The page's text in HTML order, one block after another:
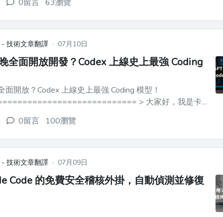
engineer/?utm_source=...
0留言 63瀏覽
技術文章翻譯 · 07月10日
全面開放開發？Codex 上線史上最強 Coding
面開放？Codex 上線史上最強 Coding 模型！
> 大家好，我是卡
X 平台很...
0留言 100瀏覽
技術文章翻譯 · 07月09日
Code 的免費安全稽核外掛，自動偵測並修復